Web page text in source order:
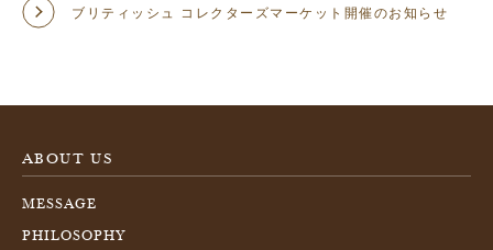
ブリティッシュ コレクターズマーケット開催のお知らせ
ABOUT US
MESSAGE
PHILOSOPHY